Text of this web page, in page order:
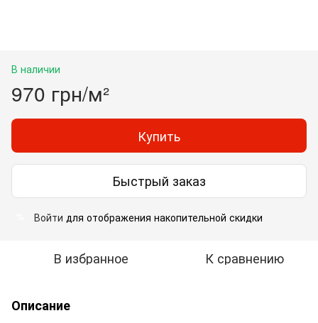
В наличии
970 грн/м²
Купить
Быстрый заказ
Войти для отображения накопительной скидки
В избранное К сравнению
Описание